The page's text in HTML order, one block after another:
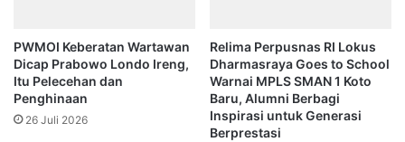
PWMOI Keberatan Wartawan
Dicap Prabowo Londo Ireng,
Itu Pelecehan dan
Penghinaan
26 Juli 2026
Relima Perpusnas RI Lokus
Dharmasraya Goes to School
Warnai MPLS SMAN 1 Koto
Baru, Alumni Berbagi
Inspirasi untuk Generasi
Berprestasi